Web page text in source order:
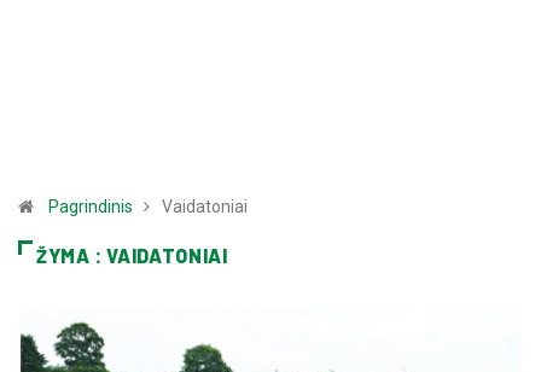
Pagrindinis Vaidatoniai
ŽYMA : VAIDATONIAI